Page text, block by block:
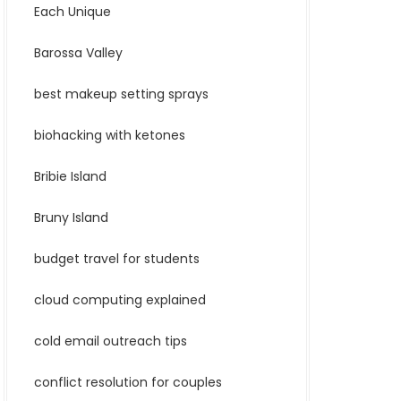
Each Unique
Barossa Valley
best makeup setting sprays
biohacking with ketones
Bribie Island
Bruny Island
budget travel for students
cloud computing explained
cold email outreach tips
conflict resolution for couples